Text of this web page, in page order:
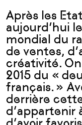
Après les
aujourd’hui
mondial du
de ventes,
créativité.
2015 du «
français. »
derrière
d’appartenir